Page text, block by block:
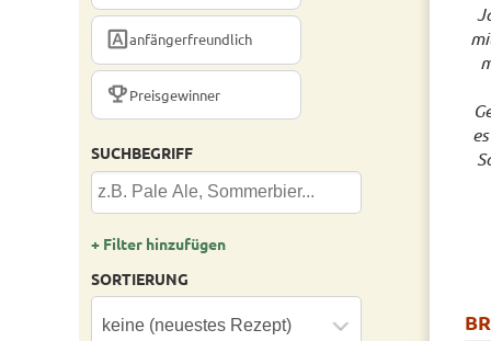
FONT_DOWNLOADanfängerfreundlich
TROPHYPreisgewinner
SUCHBEGRIFF
+ Filter hinzufügen
SORTIERUNG